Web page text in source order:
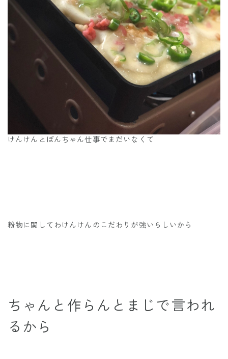
けんけんとぼんちゃん仕事でまだいなくて
粉物に関してわけんけんのこだわりが強いらしいから
ちゃんと作らんとまじで言われ
るから